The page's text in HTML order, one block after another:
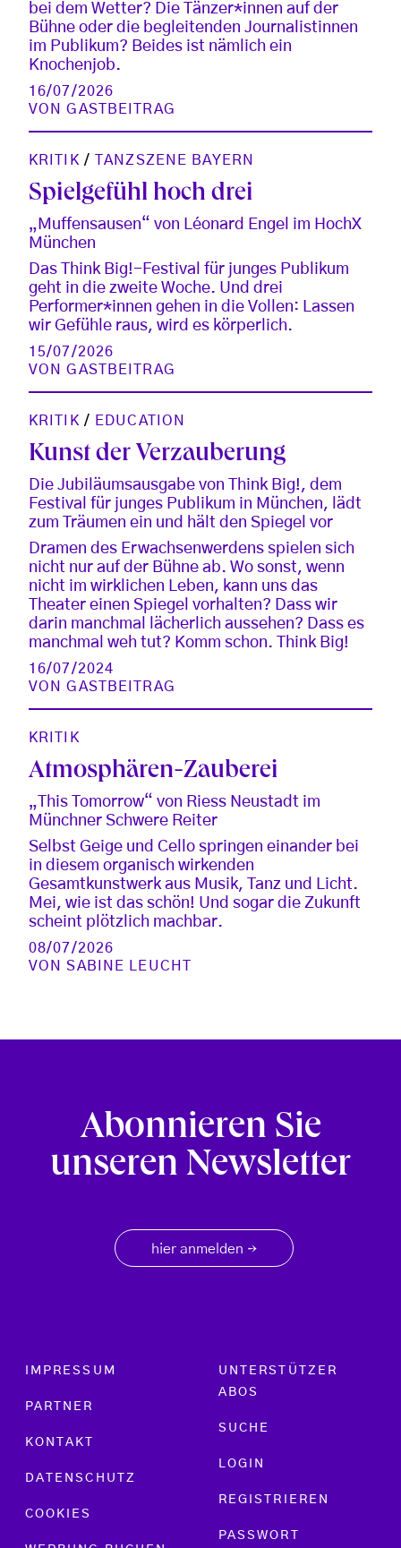
bei dem Wetter? Die Tänzer*innen auf der
Bühne oder die begleitenden Journalistinnen
im Publikum? Beides ist nämlich ein
Knochenjob.
16/07/2026
VONGASTBEITRAG
KRITIK / TANZSZENE BAYERN
Spielgefühl hoch drei
„Muffensausen“ von Léonard Engel im HochX
München
Das Think Big!-Festival für junges Publikum
geht in die zweite Woche. Und drei
Performer*innen gehen in die Vollen: Lassen
wir Gefühle raus, wird es körperlich.
15/07/2026
VONGASTBEITRAG
KRITIK / EDUCATION
Kunst der Verzauberung
Die Jubiläumsausgabe von Think Big!, dem
Festival für junges Publikum in München, lädt
zum Träumen ein und hält den Spiegel vor
Dramen des Erwachsenwerdens spielen sich
nicht nur auf der Bühne ab. Wo sonst, wenn
nicht im wirklichen Leben, kann uns das
Theater einen Spiegel vorhalten? Dass wir
darin manchmal lächerlich aussehen? Dass es
manchmal weh tut? Komm schon. Think Big!
16/07/2024
VONGASTBEITRAG
KRITIK
Atmosphären-Zauberei
„This Tomorrow“ von Riess Neustadt im
Münchner Schwere Reiter
Selbst Geige und Cello springen einander bei
in diesem organisch wirkenden
Gesamtkunstwerk aus Musik, Tanz und Licht.
Mei, wie ist das schön! Und sogar die Zukunft
scheint plötzlich machbar.
08/07/2026
VONSABINE LEUCHT
Abonnieren Sie
unseren Newsletter
hier anmelden →
Footer menu
IMPRESSUM
PARTNER
KONTAKT
DATENSCHUTZ
COOKIES
UNTERSTÜTZER
ABOS
SUCHE
LOGIN
REGISTRIEREN
PASSWORT